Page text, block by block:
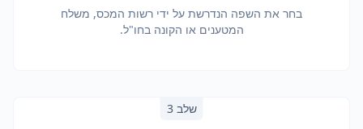
בחר את השפה הנדרשת על ידי רשות המכס, משלח
המטענים או הקונה בחו"ל.
שלב 3